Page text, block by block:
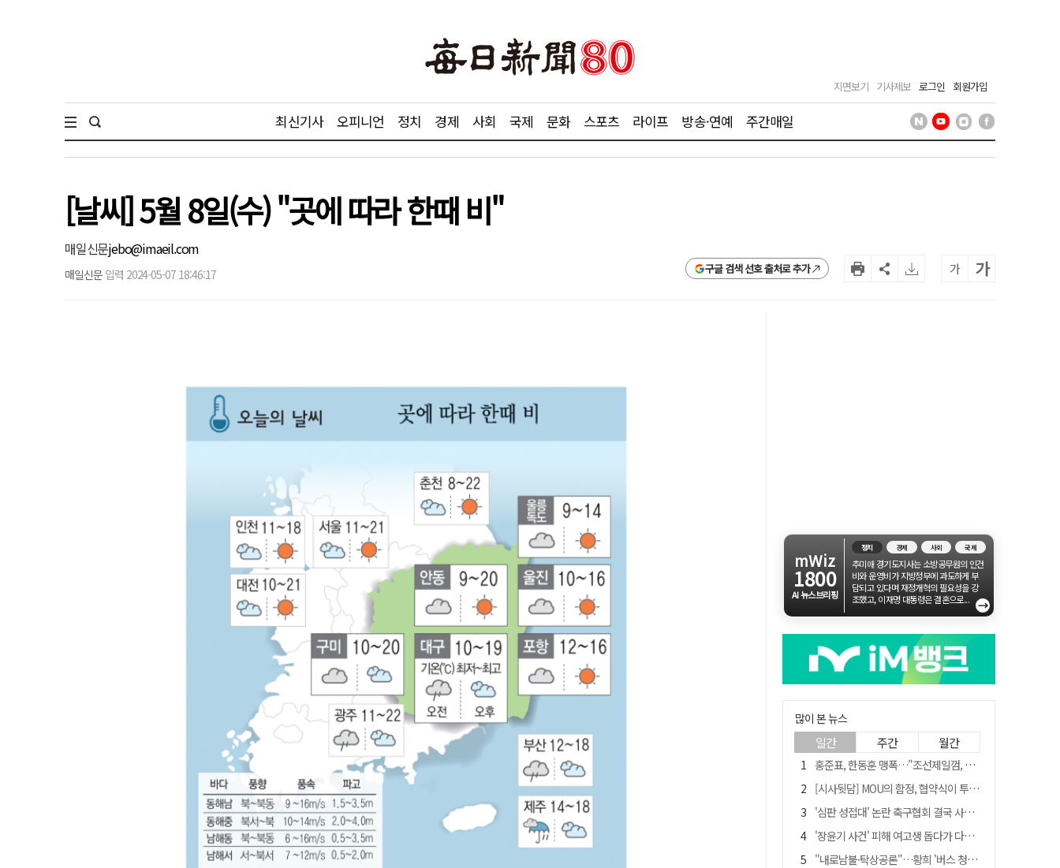
지면보기 기사제보 로그인 회원가입
최신기사 오피니언 정치 경제 사회 국제 문화 스포츠 라이프 방송·연예 주간매일
[날씨] 5월 8일(수) "곳에 따라 한때 비"
매일신문jebo@imaeil.com
매일신문 입력 2024-05-07 18:46:17 구글 검색 선호 출처로 추가 가 가
mWiz
1800
AI 뉴스브리핑
정치 경제 사회 국제
추미애 경기도지사는 소방공무원의 인건
비와 운영비가 지방정부에 과도하게 부
담되고 있다며 재정개혁의 필요성을 강
조했고, 이재명 대통령은 결혼으로...
→
많이 본 뉴스
일간 주간 월간
홍준표, 한동훈 맹폭…"조선제일껌, 권력에 살고 권력에 죽었다"
[시사뒷담] MOU의 함정, 협약식이 투자 확정은 아니긴 해
'심판 성접대' 논란 축구협회 결국 사과…"깊이 반성, 쇄신하겠다"
'장윤기 사건' 피해 여고생 돕다가 다친 고교생, 의상자 인정
"내로남불·탁상공론"…황희 '버스 청년주택' 제안에 與 내부서도 쓴소리